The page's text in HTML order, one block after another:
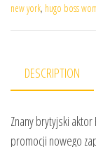
new york, hugo boss
DESCRIPTION
Znany brytyjski
promocji nowego